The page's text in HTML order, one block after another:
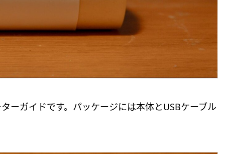
ーガイドです。パッケージには本体とUSBケーブル